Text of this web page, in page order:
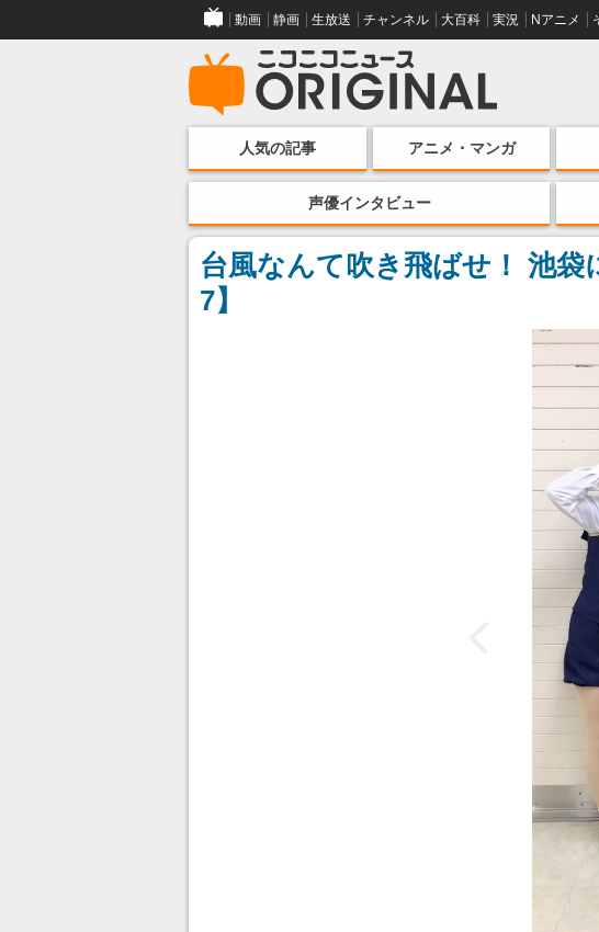
動画 静画 生放送 チャンネル 大百科 実況 Nアニメ
人気の記事 アニメ・マンガ
声優インタビュー
台風なんて吹き飛ばせ！ 池
7】